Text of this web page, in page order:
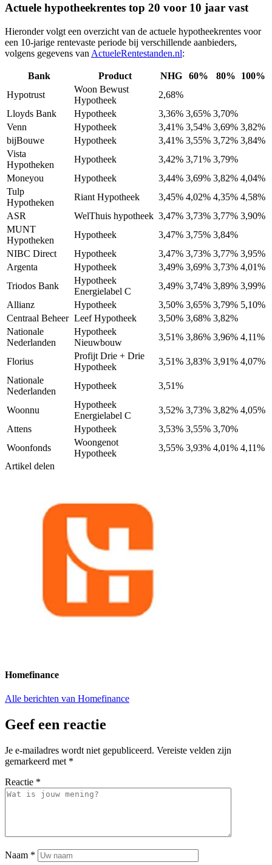
Actuele hypotheekrentes top 20 voor 10 jaar vast
Hieronder volgt een overzicht van de actuele hypotheekrentes voor
een 10-jarige rentevaste periode bij verschillende aanbieders,
volgens gegevens van ActueleRentestanden.nl:
Bank Product NHG 60% 80%
100%
Hypotrust
Woon Bewust
Hypotheek
2,68%
Lloyds Bank
Hypotheek 3,36% 3,65% 3,70%
Venn
Hypotheek 3,41% 3,54% 3,69% 3,82%
bijBouwe
Hypotheek 3,41% 3,55% 3,72% 3,84%
Vista
Hypotheken
Hypotheek 3,42% 3,71% 3,79%
Moneyou
Hypotheek 3,44% 3,69% 3,82% 4,04%
Tulp
Hypotheken
Riant Hypotheek 3,45% 4,02% 4,35% 4,58%
ASR
WelThuis hypotheek 3,47% 3,73% 3,77% 3,90%
MUNT
Hypotheken
Hypotheek 3,47% 3,75% 3,84%
NIBC Direct
Hypotheek 3,47% 3,73% 3,77% 3,95%
Argenta
Hypotheek 3,49% 3,69% 3,73% 4,01%
Triodos Bank
Hypotheek
Energielabel C
3,49% 3,74% 3,89% 3,99%
Allianz
Hypotheek 3,50% 3,65% 3,79% 5,10%
Centraal Beheer Leef Hypotheek 3,50% 3,68% 3,82%
Nationale
Nederlanden
Hypotheek
Nieuwbouw
3,51% 3,86% 3,96% 4,11%
Florius
Profijt Drie + Drie
Hypotheek
3,51% 3,83% 3,91% 4,07%
Nationale
Nederlanden
Hypotheek 3,51%
Woonnu
Hypotheek
Energielabel C
3,52% 3,73% 3,82% 4,05%
Attens
Hypotheek 3,53% 3,55% 3,70%
Woonfonds
Woongenot
Hypotheek
3,55% 3,93% 4,01% 4,11%
Artikel delen
Homefinance
Alle berichten van Homefinance
Geef een reactie
Je e-mailadres wordt niet gepubliceerd. Vereiste velden zijn
gemarkeerd met *
Reactie *
Naam *